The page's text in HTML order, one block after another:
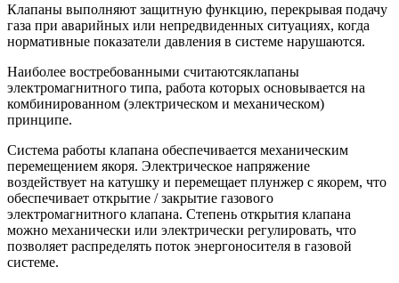
Клапаны выполняют защитную функцию, перекрывая подачу
газа при аварийных или непредвиденных ситуациях, когда
нормативные показатели давления в системе нарушаются.
Наиболее востребованными считаютсяклапаны
электромагнитного типа, работа которых основывается на
комбинированном (электрическом и механическом)
принципе.
Система работы клапана обеспечивается механическим
перемещением якоря. Электрическое напряжение
воздействует на катушку и перемещает плунжер с якорем, что
обеспечивает открытие / закрытие газового
электромагнитного клапана. Степень открытия клапана
можно механически или электрически регулировать, что
позволяет распределять поток энергоносителя в газовой
системе.